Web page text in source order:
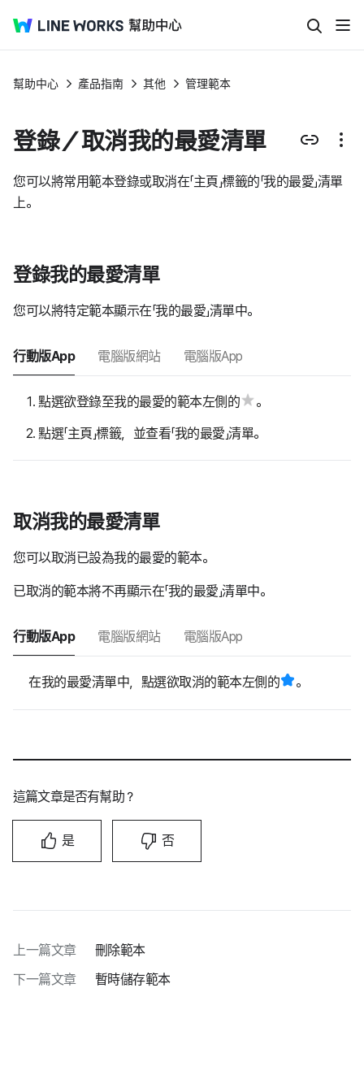
幫助中心 產品指南 其他 管理範本
登錄／取消我的最愛清單
您可以將常用範本登錄或取消在「主頁」標籤的「我的最愛」清單
上。
登錄我的最愛清單
您可以將特定範本顯示在「我的最愛」清單中。
行動版App 電腦版網站 電腦版App
點選欲登錄至我的最愛的範本左側的 。
點選「主頁」標籤，並查看「我的最愛」清單。
取消我的最愛清單
您可以取消已設為我的最愛的範本。
已取消的範本將不再顯示在「我的最愛」清單中。
行動版App 電腦版網站 電腦版App
在我的最愛清單中，點選欲取消的範本左側的 。
這篇文章是否有幫助？
是 否
上一篇文章
刪除範本
下一篇文章
暫時儲存範本